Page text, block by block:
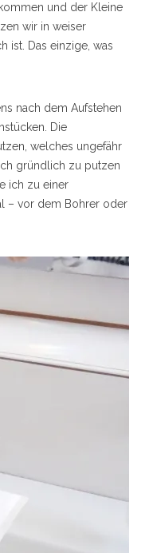
und der Kleine
wir in weiser
ist. Das einzige, was
nach dem Aufstehen
Die
welches ungefähr
gründlich zu putzen
ich zu einer
– vor dem Bohrer oder